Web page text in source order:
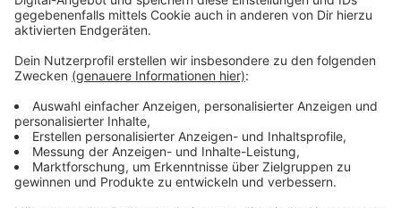
Wir benötigen Ihre
Zustimmung, um den YouTube
Video-Service zu laden!
Wir verwenden einen Service eines
Drittanbieters, um Videoinhalte